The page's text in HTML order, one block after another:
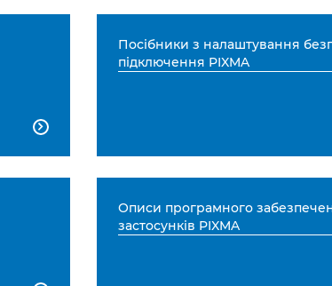

Посібники з налаштування
підключення PIXMA
Описи програмного
застосунків PIXMA